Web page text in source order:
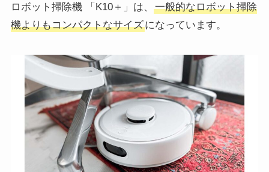
ロボット掃除機 「K10＋」は、
一般的なロボット掃除
機よりもコンパクトなサイズになっています。